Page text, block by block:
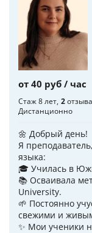
от 40 руб / час
Стаж 8 лет 2отзыва
Дистанционно
🌼 Добрый день!
Я
языка:
🎓 Училась в
📚 Осваивала
University.
🌱 Постоянно
свежими и
✨ Мои ученики